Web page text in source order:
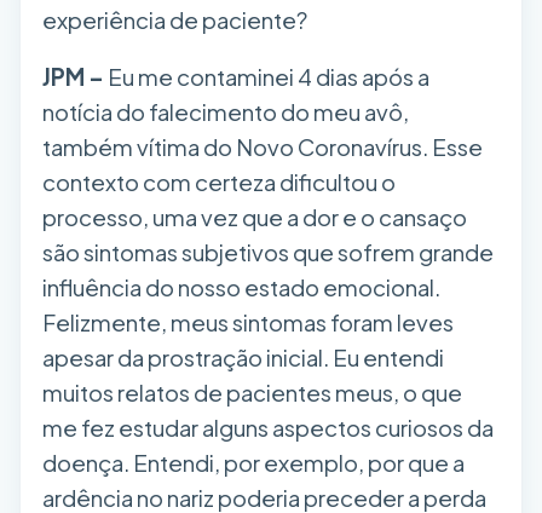
experiência de paciente?
JPM – Eu me contaminei 4 dias após a
notícia do falecimento do meu avô,
também vítima do Novo Coronavírus. Esse
contexto com certeza dificultou o
processo, uma vez que a dor e o cansaço
são sintomas subjetivos que sofrem grande
influência do nosso estado emocional.
Felizmente, meus sintomas foram leves
apesar da prostração inicial. Eu entendi
muitos relatos de pacientes meus, o que
me fez estudar alguns aspectos curiosos da
doença. Entendi, por exemplo, por que a
ardência no nariz poderia preceder a perda